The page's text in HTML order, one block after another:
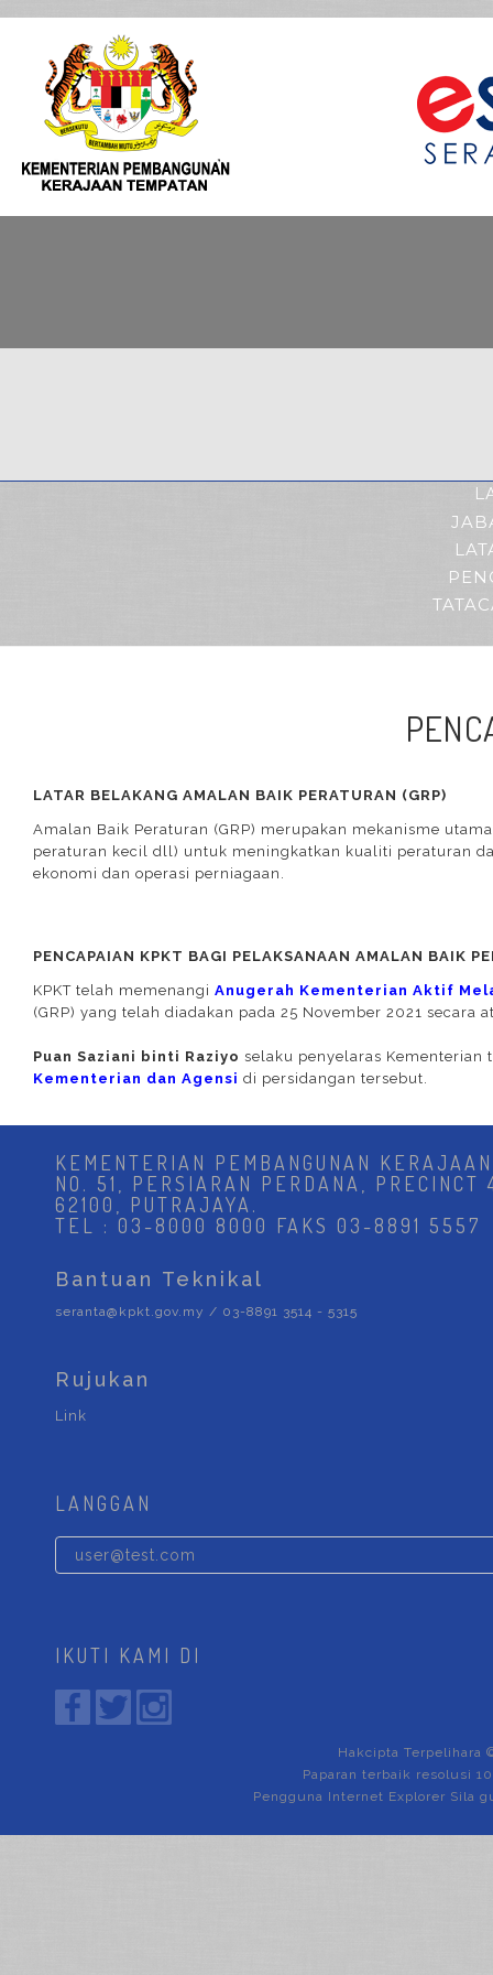
LATAR BELAKANG AMALAN BAIK PERATURAN (GRP)
Amalan Baik Peraturan (GRP) merupakan mekanisme
peraturan kecil dll) untuk meningkatkan kualiti peraturan
ekonomi dan operasi perniagaan.
PENCAPAIAN KPKT BAGI PELAKSANAAN AMALAN BAIK
KPKT telah memenangi Anugerah Kementerian Aktif
(GRP) yang telah diadakan pada 25 November 2021 secara
Puan Saziani binti Raziyo selaku penyelaras
Kementerian dan Agensi di persidangan tersebut.
KEMENTERIAN PEMBANGUNAN
NO. 51, PERSIARAN PERDANA, PRECINCT
62100, PUTRAJAYA.
TEL : 03-8000 8000 FAKS 03-8891 5557
Bantuan Teknikal
seranta@kpkt.gov.my / 03-8891 3514 - 5315
Rujukan
Link
LANGGAN
IKUTI KAMI DI
Hakcipta Terpelihara
Paparan terbaik resolusi
Pengguna Internet Explorer Sila